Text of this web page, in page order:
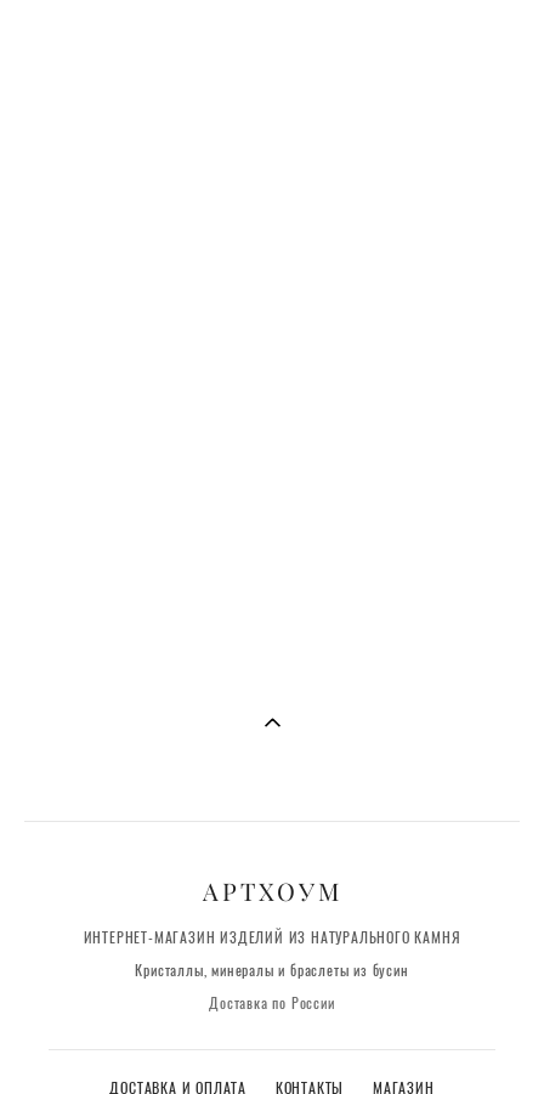
АРТХОУМ
ИНТЕРНЕТ-МАГАЗИН ИЗДЕЛИЙ ИЗ НАТУРАЛЬНОГО КАМНЯ
Кристаллы, минералы и браслеты из бусин
Доставка по России
ДОСТАВКА И ОПЛАТА КОНТАКТЫ МАГАЗИН